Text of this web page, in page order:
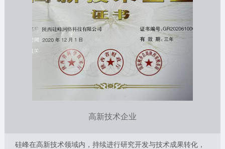
高新技术企业
硅峰在高新技术领域内，持续进行研究开发与技术成果转化，